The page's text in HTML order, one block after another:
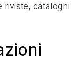
riviste, cataloghi